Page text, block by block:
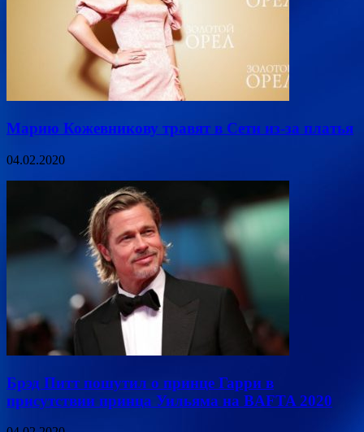
Марию Кожевникову травят в Сети из-за платья
04.02.2020
Брэд Питт пошутил о принце Гарри в
присутствии принца Уильяма на BAFTA 2020